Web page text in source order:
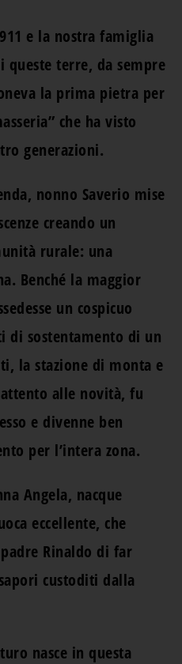
e la nostra famiglia
terre, da sempre
la prima pietra per
che ha visto
generazioni.
nonno Saverio mise
creando un
rurale: una
Benché la maggior
un cospicuo
di sostentamento di un
la stazione di monta e
alle novità, fu
e divenne ben
per l’intera zona.
Angela, nacque
eccellente, che
Rinaldo di far
custoditi dalla
nasce in questa